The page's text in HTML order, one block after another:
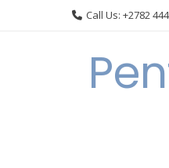
Call Us: +2782